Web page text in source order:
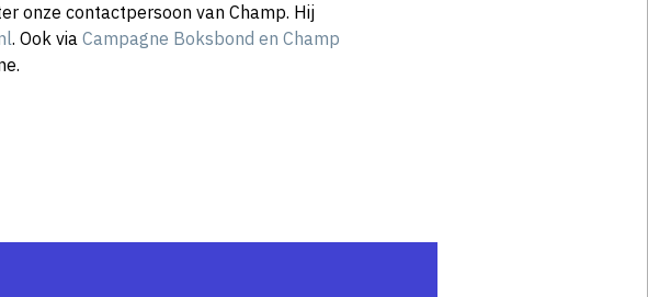
onze contactpersoon van Champ. Hij
. Ook via Campagne Boksbond en Champ